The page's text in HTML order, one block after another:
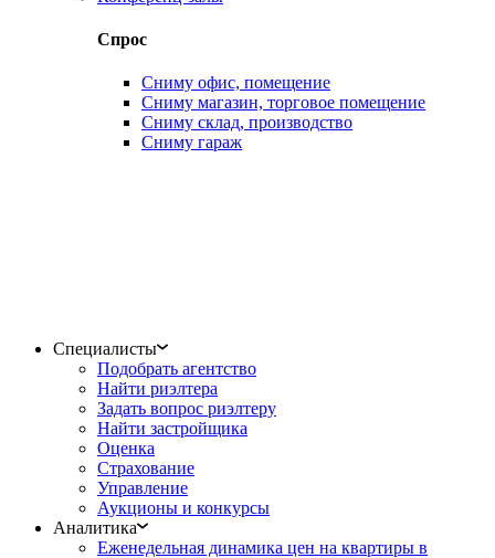
Спрос
Сниму офис, помещение
Сниму магазин, торговое помещение
Сниму склад, производство
Сниму гараж
Специалисты
Подобрать агентство
Найти риэлтера
Задать вопрос риэлтеру
Найти застройщика
Оценка
Страхование
Управление
Аукционы и конкурсы
Аналитика
Еженедельная динамика цен на квартиры в